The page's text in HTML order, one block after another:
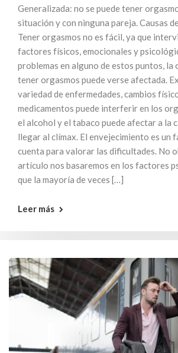
Generalizada: no se puede tener
situación y con ninguna pareja. Causas
Tener orgasmos no es fácil, ya que
factores físicos, emocionales y
problemas en alguno de estos puntos, la
tener orgasmos puede verse afectada.
variedad de enfermedades, cambios
medicamentos puede interferir en los
el alcohol y el tabaco puede afectar a la
llegar al clímax. El envejecimiento es un
cuenta para valorar las dificultades. No
artículo nos basaremos en los factores
que la mayoría de veces […]
Leer más